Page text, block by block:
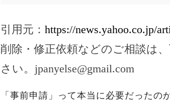
引用元： https://news.yahoo.co.jp/
削除・修正依頼などのご相談は
さい。 jpanyelse@gmail.com
「事前申請」って本当に必要だった